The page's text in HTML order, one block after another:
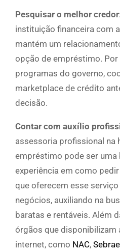
Pesquisar o melhor credor
instituição financeira com
mantém um
opção de empréstimo.
programas do governo,
marketplace de crédito
decisão.
Contar com auxílio
assessoria profissional na
empréstimo pode ser
experiência em como
que oferecem esse
negócios, auxiliando na
baratas e rentáveis. Além
órgãos que disponibilizam
internet, como NAC, Sebrae